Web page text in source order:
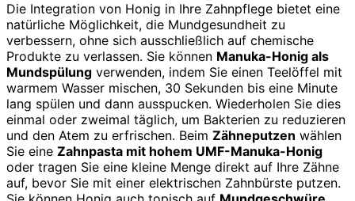
Die Integration von Honig in Ihre Zahnpflege bietet eine
natürliche Möglichkeit, die Mundgesundheit zu
verbessern, ohne sich ausschließlich auf chemische
Produkte zu verlassen. Sie können Manuka-Honig als
Mundspülung verwenden, indem Sie einen Teelöffel mit
warmem Wasser mischen, 30 Sekunden bis eine Minute
lang spülen und dann ausspucken. Wiederholen Sie dies
einmal oder zweimal täglich, um Bakterien zu reduzieren
und den Atem zu erfrischen. Beim Zähneputzen wählen
Sie eine Zahnpasta mit hohem UMF-Manuka-Honig
oder tragen Sie eine kleine Menge direkt auf Ihre Zähne
auf, bevor Sie mit einer elektrischen Zahnbürste putzen.